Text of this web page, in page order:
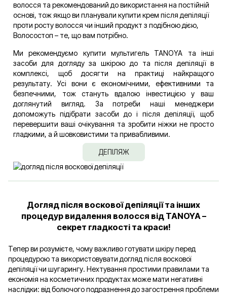
волосся та рекомендований до використання на постійній
основі, тож якщо ви планували купити крем після депіляції
проти росту волосся чи інший продукт з подібною дією,
Волосостоп – те, що вам потрібно.
Ми рекомендуємо купити мультигель TANOYA та інші
засоби для догляду за шкірою до та після депіляції в
комплексі, щоб досягти на практиці найкращого
результату. Усі вони є економічними, ефективними та
безпечними, тож стануть вдалою інвестицією у ваш
доглянутий вигляд. За потреби наші менеджери
допоможуть підібрати засоби до і після депіляції, щоб
перевершити ваші очікування та зробити ніжки не просто
гладкими, а й шовковистими та привабливими.
ДЕПІЛЯЖ
Догляд після воскової депіляції та інших
процедур видалення волосся від TANOYA –
секрет гладкості та краси!
Тепер ви розумієте, чому важливо готувати шкіру перед
процедурою та використовувати догляд після воскової
депіляції чи шугарингу. Нехтування простими правилами та
економія на косметичних продуктах може мати негативні
наслідки: від болючого подразнення до загострення проблеми